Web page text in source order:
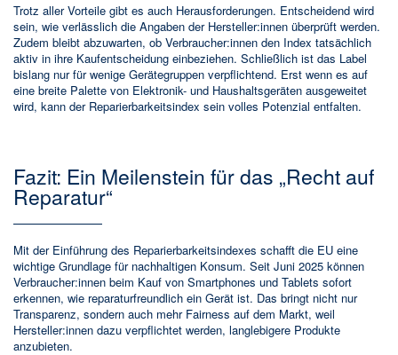
Trotz aller Vorteile gibt es auch Herausforderungen. Entscheidend wird
sein, wie verlässlich die Angaben der Hersteller:innen überprüft werden.
Zudem bleibt abzuwarten, ob Verbraucher:innen den Index tatsächlich
aktiv in ihre Kaufentscheidung einbeziehen. Schließlich ist das Label
bislang nur für wenige Gerätegruppen verpflichtend. Erst wenn es auf
eine breite Palette von Elektronik- und Haushaltsgeräten ausgeweitet
wird, kann der Reparierbarkeitsindex sein volles Potenzial entfalten.
Fazit: Ein Meilenstein für das „Recht auf
Reparatur“
Mit der Einführung des Reparierbarkeitsindexes schafft die EU eine
wichtige Grundlage für nachhaltigen Konsum. Seit Juni 2025 können
Verbraucher:innen beim Kauf von Smartphones und Tablets sofort
erkennen, wie reparaturfreundlich ein Gerät ist. Das bringt nicht nur
Transparenz, sondern auch mehr Fairness auf dem Markt, weil
Hersteller:innen dazu verpflichtet werden, langlebigere Produkte
anzubieten.